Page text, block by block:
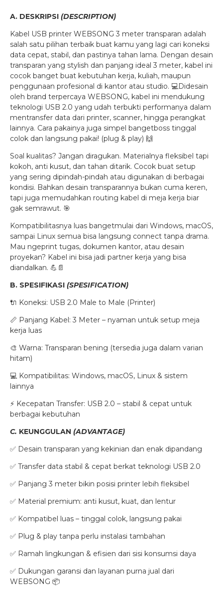
A. DESKRIPSI (DESCRIPTION)
Kabel USB printer WEBSONG 3 meter transparan adalah
salah satu pilihan terbaik buat kamu yang lagi cari koneksi
data cepat, stabil, dan pastinya tahan lama. Dengan desain
transparan yang stylish dan panjang ideal 3 meter, kabel ini
cocok banget buat kebutuhan kerja, kuliah, maupun
penggunaan profesional di kantor atau studio. 💻Didesain
oleh brand terpercaya WEBSONG, kabel ini mendukung
teknologi USB 2.0 yang udah terbukti performanya dalam
mentransfer data dari printer, scanner, hingga perangkat
lainnya. Cara pakainya juga simpel bangetboss tinggal
colok dan langsung pakai! (plug & play) 🙌
Soal kualitas? Jangan diragukan. Materialnya fleksibel tapi
kokoh, anti kusut, dan tahan ditarik. Cocok buat setup
yang sering dipindah-pindah atau digunakan di berbagai
kondisi. Bahkan desain transparannya bukan cuma keren,
tapi juga memudahkan routing kabel di meja kerja biar
gak semrawut. 🎯
Kompatibilitasnya luas bangetmulai dari Windows, macOS,
sampai Linux semua bisa langsung connect tanpa drama.
Mau ngeprint tugas, dokumen kantor, atau desain
proyekan? Kabel ini bisa jadi partner kerja yang bisa
diandalkan. 💪📄
B. SPESIFIKASI (SPESIFICATION)
🔌 Koneksi: USB 2.0 Male to Male (Printer)
📏 Panjang Kabel: 3 Meter – nyaman untuk setup meja
kerja luas
🎨 Warna: Transparan bening (tersedia juga dalam varian
hitam)
💻 Kompatibilitas: Windows, macOS, Linux & sistem
lainnya
⚡ Kecepatan Transfer: USB 2.0 – stabil & cepat untuk
berbagai kebutuhan
C. KEUNGGULAN (ADVANTAGE)
✅ Desain transparan yang kekinian dan enak dipandang
✅ Transfer data stabil & cepat berkat teknologi USB 2.0
✅ Panjang 3 meter bikin posisi printer lebih fleksibel
✅ Material premium: anti kusut, kuat, dan lentur
✅ Kompatibel luas – tinggal colok, langsung pakai
✅ Plug & play tanpa perlu instalasi tambahan
✅ Ramah lingkungan & efisien dari sisi konsumsi daya
✅ Dukungan garansi dan layanan purna jual dari
WEBSONG 📦